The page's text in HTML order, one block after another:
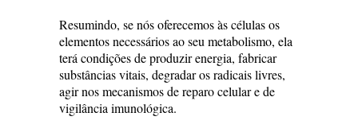
Resumindo, se nós oferecemos às células os
elementos necessários ao seu metabolismo, ela
terá condições de produzir energia, fabricar
substâncias vitais, degradar os radicais livres,
agir nos mecanismos de reparo celular e de
vigilância imunológica.